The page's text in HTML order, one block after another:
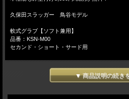
久保田スラッガー 鳥谷モデル
軟式グラブ【ソフト兼用】
品番：KSN-M00
セカンド・ショート・サード用
KSN-22PSのウエブ違い
ポケットの広さ：広い
▼ 商品説明の続き